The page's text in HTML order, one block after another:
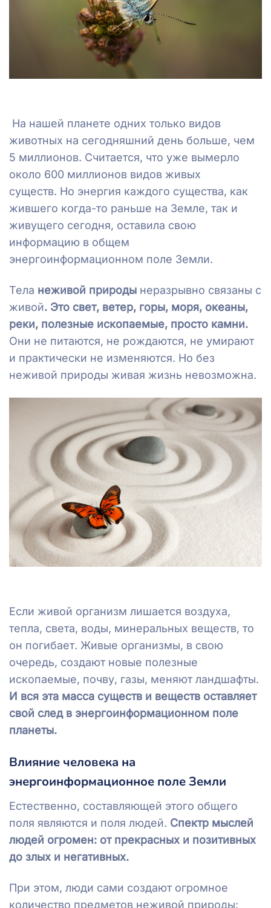
На нашей планете одних только видов
животных на сегодняшний день больше, чем
5 миллионов. Считается, что уже вымерло
около 600 миллионов видов живых
существ. Но энергия каждого существа, как
жившего когда-то раньше на Земле, так и
живущего сегодня, оставила свою
информацию в общем
энергоинформационном поле Земли.
Тела неживой природы неразрывно связаны с
живой. Это свет, ветер, горы, моря, океаны,
реки, полезные ископаемые, просто камни.
Они не питаются, не рождаются, не умирают
и практически не изменяются. Но без
неживой природы живая жизнь невозможна.
Если живой организм лишается воздуха,
тепла, света, воды, минеральных веществ, то
он погибает. Живые организмы, в свою
очередь, создают новые полезные
ископаемые, почву, газы, меняют ландшафты.
И вся эта масса существ и веществ оставляет
свой след в энергоинформационном поле
планеты.
Влияние человека на
энергоинформационное поле Земли
Естественно, составляющей этого общего
поля являются и поля людей. Спектр мыслей
людей огромен: от прекрасных и позитивных
до злых и негативных.
При этом, люди сами создают огромное
количество предметов неживой природы: